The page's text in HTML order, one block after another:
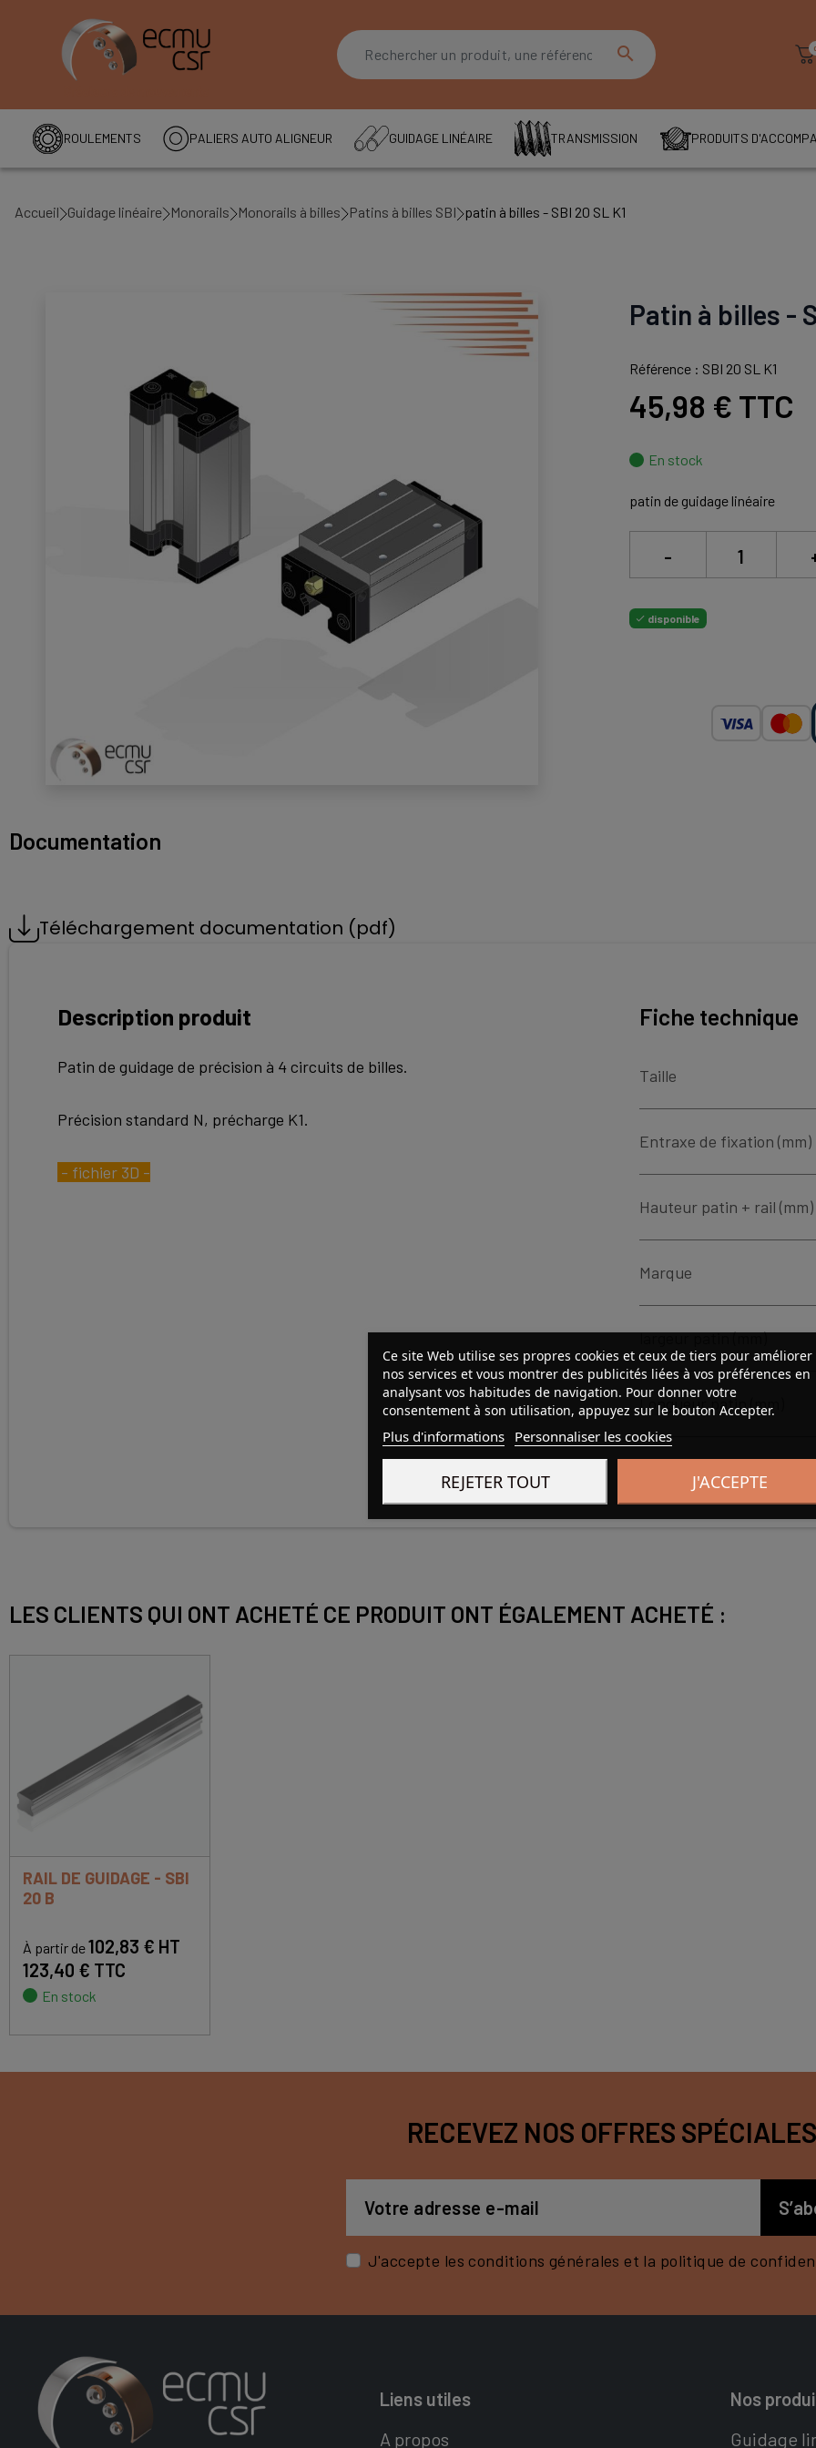
search
ROULEMENTS PALIERS AUTO ALIGNEUR GUIDAGE LINÉAIRE TRANSMISSION PRODUITS
Accueil Guidage linéaire Monorails Monorails à billes Patins à billes SBI patin à billes - SBI 20 SL K1
Patin à billes -
Référence : SBI 20 SL K1
45,98 € TTC
En stock
patin de guidage linéaire
-
 disponible
Description produit
Patin de guidage de précision à 4 circuits de billes.
Précision standard N, précharge K1.
- fichier 3D -
Fiche technique
Taille
Entraxe de fixation (mm)
Hauteur patin + rail (mm)
Marque
largeur patin (mm)
Longueur patin (mm)
Documentation
Téléchargement documentation (pdf)
LES CLIENTS QUI ONT ACHETÉ CE PRODUIT ONT ÉGALEMENT ACHETÉ :
RAIL DE GUIDAGE - SBI
20 B
À partir de102,83 € HT
123,40 € TTC
En stock
RECEVEZ NOS OFFRES SPÉCIALES
J'accepte les conditions générales et la politique de
Liens utiles
A propos
Nos
Guidage
Ce site Web utilise ses propres cookies et ceux de tiers pour améliorer
nos services et vous montrer des publicités liées à vos préférences en
analysant vos habitudes de navigation. Pour donner votre
consentement à son utilisation, appuyez sur le bouton Accepter.
Plus d'informations Personnaliser les cookies
REJETER TOUT J'ACCEPTE